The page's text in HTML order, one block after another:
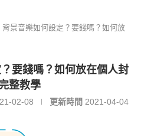
背景音樂如何設定？要錢嗎？如何放
要錢嗎？如何放在個人封
整教學
02-08 更新時間 2021-04-04